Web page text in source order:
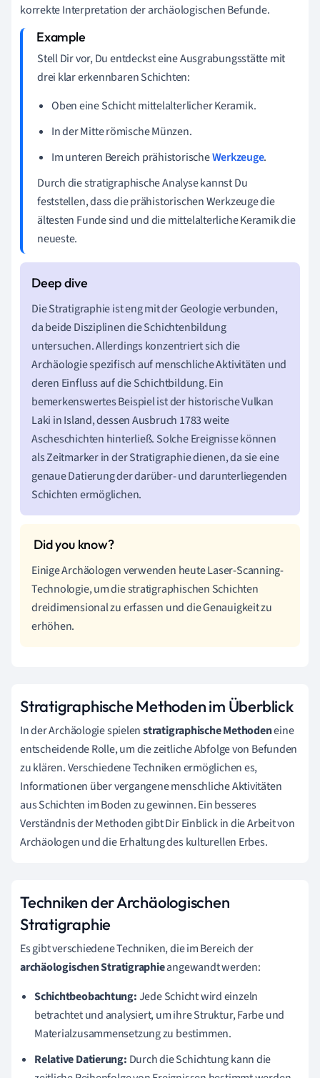
korrekte Interpretation der archäologischen Befunde.
Stell Dir vor, Du entdeckst eine Ausgrabungsstätte mit
drei klar erkennbaren Schichten:
Oben eine Schicht mittelalterlicher Keramik.
In der Mitte römische Münzen.
Im unteren Bereich prähistorischeWerkzeuge.
Durch die stratigraphische Analyse kannst Du
feststellen, dass die prähistorischen Werkzeuge die
ältesten Funde sind und die mittelalterliche Keramik die
neueste.
Die Stratigraphie ist eng mit der Geologie verbunden,
da beide Disziplinen die Schichtenbildung
untersuchen. Allerdings konzentriert sich die
Archäologie spezifisch auf menschliche Aktivitäten und
deren Einfluss auf die Schichtbildung. Ein
bemerkenswertes Beispiel ist der historische Vulkan
Laki in Island, dessen Ausbruch 1783 weite
Ascheschichten hinterließ. Solche Ereignisse können
als Zeitmarker in der Stratigraphie dienen, da sie eine
genaue Datierung der darüber- und darunterliegenden
Schichten ermöglichen.
Einige Archäologen verwenden heute Laser-Scanning-
Technologie, um die stratigraphischen Schichten
dreidimensional zu erfassen und die Genauigkeit zu
erhöhen.
Stratigraphische Methoden im Überblick
In der Archäologie spielenstratigraphische Methodeneine
entscheidende Rolle, um die zeitliche Abfolge von Befunden
zu klären. Verschiedene Techniken ermöglichen es,
Informationen über vergangene menschliche Aktivitäten
aus Schichten im Boden zu gewinnen. Ein besseres
Verständnis der Methoden gibt Dir Einblick in die Arbeit von
Archäologen und die Erhaltung des kulturellen Erbes.
Techniken der Archäologischen
Stratigraphie
Es gibt verschiedene Techniken, die im Bereich der
archäologischen Stratigraphieangewandt werden:
Schichtbeobachtung:Jede Schicht wird einzeln
betrachtet und analysiert, um ihre Struktur, Farbe und
Materialzusammensetzung zu bestimmen.
Relative Datierung: Durch die Schichtung kann die